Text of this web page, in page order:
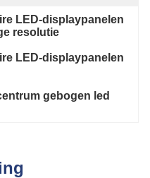
LED-displaypanelen
resolutie
LED-displaypanelen
gebogen led